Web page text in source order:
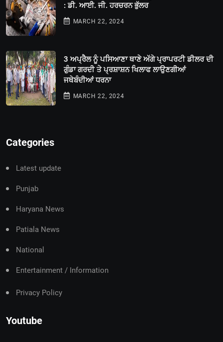
: ਡੀ. ਆਈ. ਜੀ. ਹਰਚਰਨ ਭੁੱਲਰ
MARCH 22, 2024
3 ਅਪ੍ਰੈਲ ਨੂੰ ਪਸਿਆਣਾ ਥਾਣੇ ਅੱਗੇ ਪ੍ਰਾਪਰਟੀ ਡੀਲਰ ਦੀ
ਗੁੰਡਾ ਗਰਦੀ ਤੇ ਪ੍ਰਸ਼ਾਸ਼ਨ ਖਿਲਾਫ ਲਾਉਣਗੀਆਂ
ਜਥੇਬੰਦੀਆਂ ਧਰਨਾ
MARCH 22, 2024
Categories
Latest update
Punjab
Haryana News
Patiala News
National
Entertainment / Information
Privacy Policy
Youtube